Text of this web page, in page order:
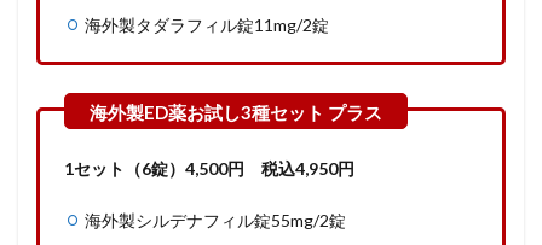
海外製タダラフィル錠11mg/2錠
1セット（6錠） 4,500円 税込4,950円
海外製シルデナフィル錠55mg/2錠